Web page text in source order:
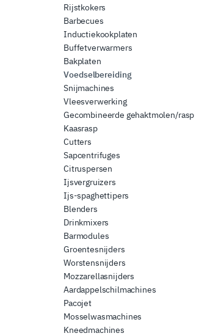
Rijstkokers
Barbecues
Inductiekookplaten
Buffetverwarmers
Bakplaten
Voedselbereiding
Snijmachines
Vleesverwerking
Gecombineerde gehaktmolen/rasp
Kaasrasp
Cutters
Sapcentrifuges
Citruspersen
Ijsvergruizers
Ijs-spaghettipers
Blenders
Drinkmixers
Barmodules
Groentesnijders
Worstensnijders
Mozzarellasnijders
Aardappelschilmachines
Pacojet
Mosselwasmachines
Kneedmachines